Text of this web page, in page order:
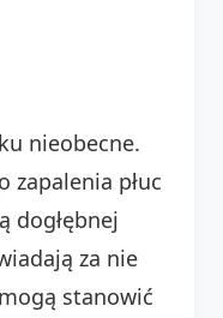
nieobecne.
zapalenia płuc
dogłębnej
za nie
stanowić